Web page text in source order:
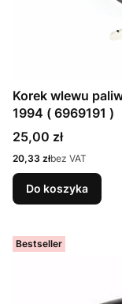
Korek wlewu
1994 ( 6969191 )
Cena
25,00 zł
Cena
20,33 złbez VAT
Do koszyka
Bestseller